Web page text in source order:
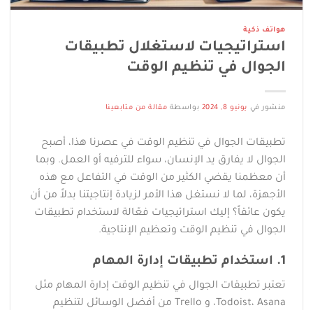
هواتف ذكية
استراتيجيات لاستغلال تطبيقات
الجوال في تنظيم الوقت
منشور في يونيو 8, 2024 بواسطة مقالة من متابعينا
تطبيقات الجوال في تنظيم الوقت في عصرنا هذا، أصبح
الجوال لا يفارق يد الإنسان، سواء للترفيه أو العمل. وبما
أن معظمنا يقضي الكثير من الوقت في التفاعل مع هذه
الأجهزة، لما لا نستغل هذا الأمر لزيادة إنتاجيتنا بدلاً من أن
يكون عائقاً؟ إليك استراتيجيات فعّالة لاستخدام تطبيقات
الجوال في تنظيم الوقت وتعظيم الإنتاجية.
1. استخدام تطبيقات إدارة المهام
تعتبر تطبيقات الجوال في تنظيم الوقت إدارة المهام مثل
Todoist، Asana، و Trello من أفضل الوسائل لتنظيم